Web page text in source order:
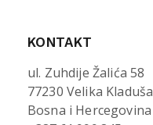
KONTAKT
ul. Zuhdije Žalića 58
77230 Velika Kladuša
Bosna i Hercegovina